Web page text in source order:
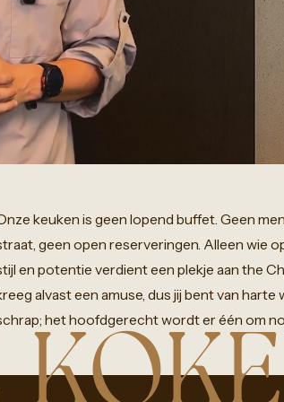
keuken is geen lopend buffet. Geen
geen open reserveringen. Alleen wie
en potentie verdienteen plekje aan the
alvasteen amuse, dus jij bentvan harte
hethoofdgerechtwordteréén om